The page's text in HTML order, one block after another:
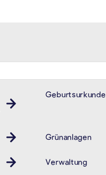
Geburtsurkunde
Grünanlagen
Verwaltung